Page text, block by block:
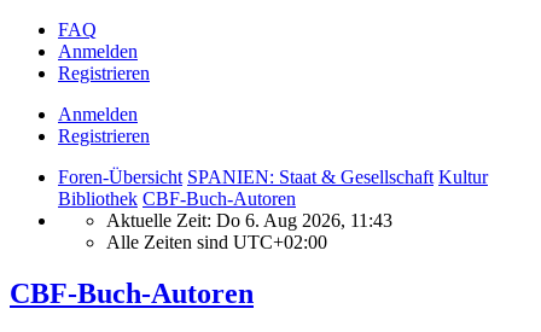
FAQ
Anmelden
Registrieren
Anmelden
Registrieren
Foren-Übersicht SPANIEN: Staat & Gesellschaft Kultur
Bibliothek CBF-Buch-Autoren
Aktuelle Zeit: Do 6. Aug 2026, 11:43
Alle Zeiten sind UTC+02:00
CBF-Buch-Autoren